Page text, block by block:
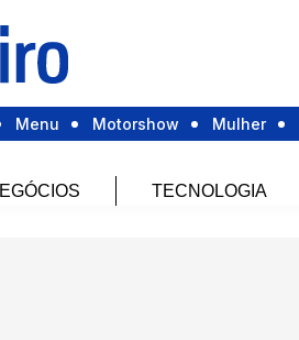
Menu Motorshow Mulher
TECNOLOGIA